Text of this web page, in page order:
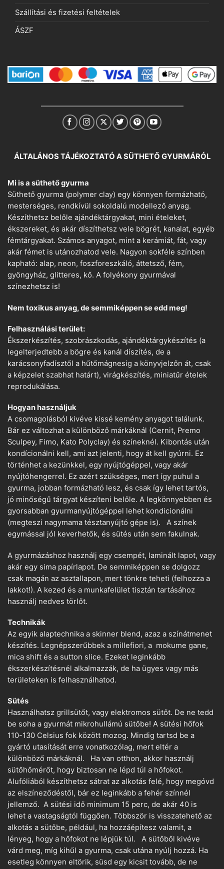
Szállítási és fizetési feltételek
ÁSZF
ÁLTALÁNOS TÁJÉKOZTATÓ A SÜTHETŐ GYURMÁRÓL
Mi is a süthető gyurma
Süthető gyurma (polymer clay) egy könnyen formázható,
mesterséges, rendkívül sokoldalú modellező anyag.
Készíthetsz belőle ajándéktárgyakat, mini ételeket,
ékszereket, és akár díszíthetsz vele bögrét, kanalat, egyéb
fémtárgyakat. Számos anyagot, mint a kerámiát, fát, vagy
akár fémet is utánozhatod vele. Nagyon sokféle színben
kapható: alap, neon, foszforeszkáló, áttetsző, fém,
gyöngyház, glitteres, kő. A folyékony gyurmával
színezhetsz is!
Nem toxikus anyag, de semmiképpen se edd meg!
Felhasználási terület:
Ékszerkészítés, szobrászkodás, ajándéktárgykészítés (a
legelterjedtebb a bögre és kanál díszítés, de a
karácsonyfadísztől a hűtőmágnesig a könyvjelzőn át, csak
a képzelet szabhat határt), virágkészítés, miniatűr ételek
reprodukálása.
Hogyan használjuk
A csomagolásból kivéve kissé kemény anyagot találunk.
Bár ez változhat a különböző márkáknál (Cernit, Premo
Sculpey, Fimo, Kato Polyclay) és színeknél. Kibontás után
kondícionálni kell, ami azt jelenti, hogy át kell gyúrni. Ez
történhet a kezünkkel, egy nyújtógéppel, vagy akár
nyújtóhengerrel. Ez azért szükséges, mert így puhul a
gyurma, jobban formázható lesz, és csak így lehet tartós,
jó minőségű tárgyat készíteni belőle. A legkönnyebben és
gyorsabban gyurmanyújtógéppel lehet kondicionálni
(megteszi nagymama tésztanyújtó gépe is). A színek
egymással jól keverhetők, és sütés után sem fakulnak.
A gyurmázáshoz használj egy csempét, laminált lapot, vagy
akár egy sima papírlapot. De semmiképpen se dolgozz
csak magán az asztallapon, mert tönkre teheti (felhozza a
lakkot!). A kezed és a munkafelület tisztán tartásához
használj nedves törlőt.
Technikák
Az egyik alaptechnika a skinner blend, azaz a színátmenet
készítés. Legnépszerűbbek a millefiori, a mokume gane,
mica shift és a sutton slice. Ezeket leginkább
ékszerkészítésnél alkalmazzák, de ha ügyes vagy más
területeken is felhasználhatod.
Sütés
Használhatsz grillsütőt, vagy elektromos sütőt. De ne tedd
be soha a gyurmát mikrohullámú sütőbe! A sütési hőfok
110-130 Celsius fok között mozog. Mindig tartsd be a
gyártó utasítását erre vonatkozólag, mert eltér a
különböző márkáknál. Ha van otthon, akkor használj
sütőhőmérőt, hogy biztosan ne lépd túl a hőfokot.
Alufóliából készíthetsz sátrat az alkotás felé, hogy megóvd
az elszíneződéstől, bár ez leginkább a fehér színnél
jellemző. A sütési idő minimum 15 perc, de akár 40 is
lehet a vastagságtól függően. Többször is visszatehető az
alkotás a sütőbe, például, ha hozzáépítesz valamit, a
lényeg, hogy a hőfokot ne lépjük túl. A sütőből kivéve
várd meg, míg kihűl a gyurma, csak utána nyúlj hozzá. Ha
esetleg könnyen eltörik, süsd egy kicsit tovább, de ne